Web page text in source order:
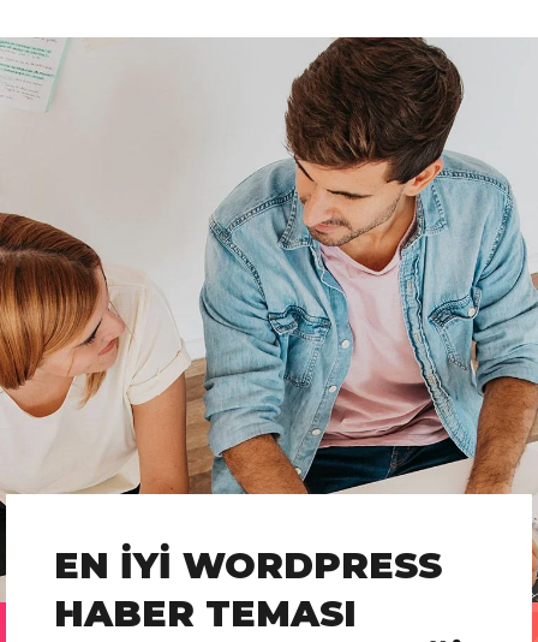
EN İYI WORDPRESS
HABER TEMASI